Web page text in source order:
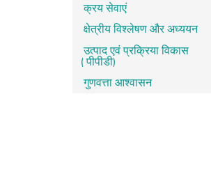
क्रय सेवाएं
क्षेत्रीय विश्लेषण और अध्ययन
उत्पाद एवं प्रक्रिया विकास
(पीपीडी)
गुणवत्ता आश्वासन